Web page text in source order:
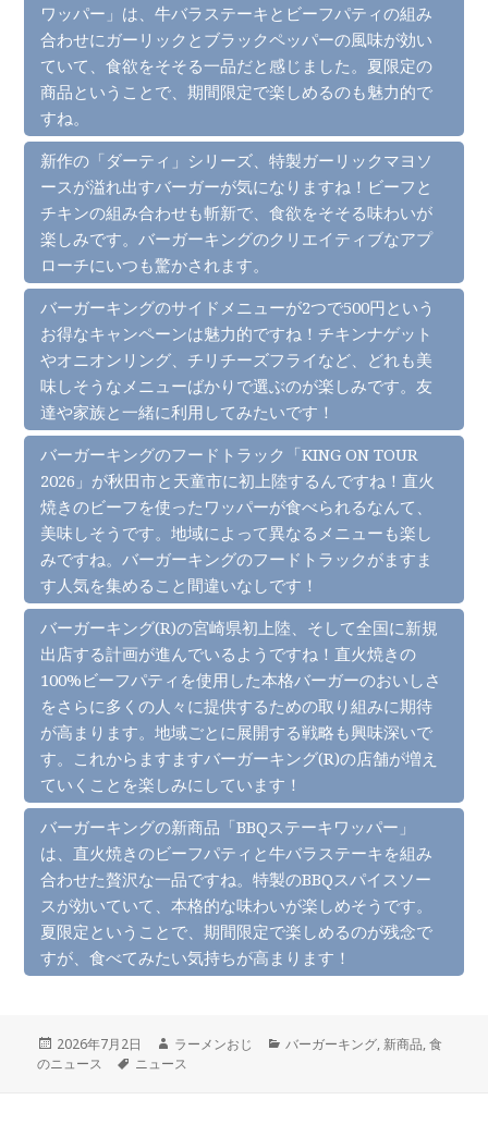
ワッパー」は、牛バラステーキとビーフパティの組み
合わせにガーリックとブラックペッパーの風味が効い
ていて、食欲をそそる一品だと感じました。夏限定の
商品ということで、期間限定で楽しめるのも魅力的で
すね。
新作の「ダーティ」シリーズ、特製ガーリックマヨソ
ースが溢れ出すバーガーが気になりますね！ビーフと
チキンの組み合わせも斬新で、食欲をそそる味わいが
楽しみです。バーガーキングのクリエイティブなアプ
ローチにいつも驚かされます。
バーガーキングのサイドメニューが2つで500円という
お得なキャンペーンは魅力的ですね！チキンナゲット
やオニオンリング、チリチーズフライなど、どれも美
味しそうなメニューばかりで選ぶのが楽しみです。友
達や家族と一緒に利用してみたいです！
バーガーキングのフードトラック「KING ON TOUR
2026」が秋田市と天童市に初上陸するんですね！直火
焼きのビーフを使ったワッパーが食べられるなんて、
美味しそうです。地域によって異なるメニューも楽し
みですね。バーガーキングのフードトラックがますま
す人気を集めること間違いなしです！
バーガーキング(R)の宮崎県初上陸、そして全国に新規
出店する計画が進んでいるようですね！直火焼きの
100%ビーフパティを使用した本格バーガーのおいしさ
をさらに多くの人々に提供するための取り組みに期待
が高まります。地域ごとに展開する戦略も興味深いで
す。これからますますバーガーキング(R)の店舗が増え
ていくことを楽しみにしています！
バーガーキングの新商品「BBQステーキワッパー」
は、直火焼きのビーフパティと牛バラステーキを組み
合わせた贅沢な一品ですね。特製のBBQスパイスソー
スが効いていて、本格的な味わいが楽しめそうです。
夏限定ということで、期間限定で楽しめるのが残念で
すが、食べてみたい気持ちが高まります！
投
稿
2026年7月2日
作
成
ラーメンおじ
カ
バーガーキング, 新商品,食
のニュース
タ
ニュース